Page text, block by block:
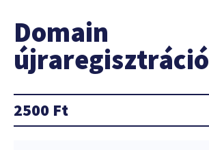
Domain
újraregisztráció
2500 Ft